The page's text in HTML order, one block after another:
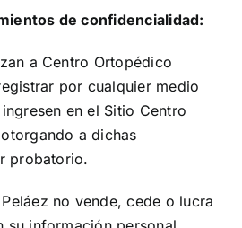
de confidencialidad:
a Centro Ortopédico
por cualquier medio
en el Sitio Centro
a dichas
probatorio.
no vende, cede o lucra